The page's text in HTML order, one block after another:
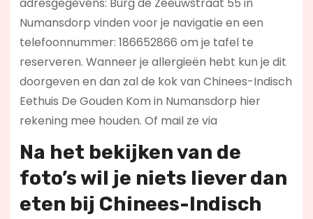
Numansdorp vinden voor je navigatie en een
telefoonnummer: 186652866 om je tafel te
reserveren. Wanneer je allergieën hebt kun je dit
doorgeven en dan zal de kok van Chinees-Indisch
Eethuis De Gouden Kom in Numansdorp hier
rekening mee houden. Of mail ze via
Na het bekijken van de
foto’s wil je niets liever dan
eten bij Chinees-Indisch